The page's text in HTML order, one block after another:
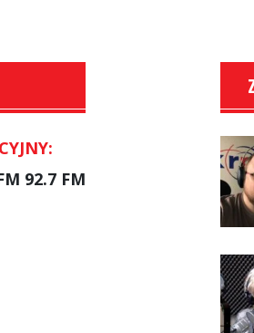
92.7 FM
Wawer: